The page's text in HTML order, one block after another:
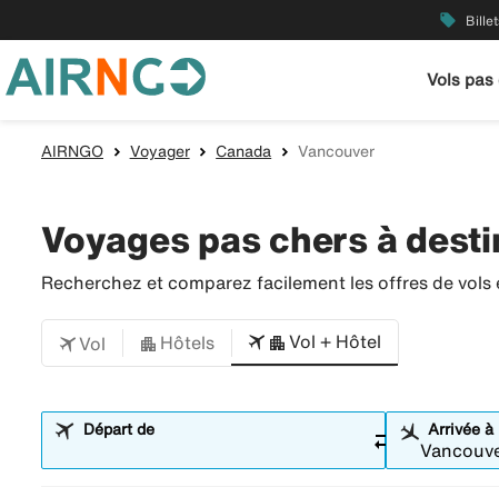
local_offer
Vols pas
AIRNGO Voyager Canada Vancouver
Voyages pas chers à
Recherchez et comparez facilement les offres de
Vol Hôtels Vol + Hôtel
Départ de sync_alt Arrivée à